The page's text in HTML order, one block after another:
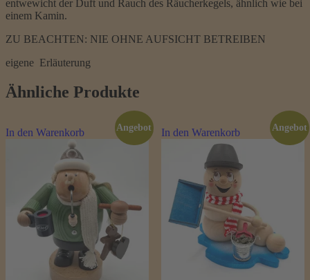
entwewicht der Duft und Rauch des Räucherkegels, ähnlich wie bei
einem Kamin.
ZU BEACHTEN: NIE OHNE AUFSICHT BETREIBEN
eigene Erläuterung
Ähnliche Produkte
In den Warenkorb Angebot In den Warenkorb Angebot